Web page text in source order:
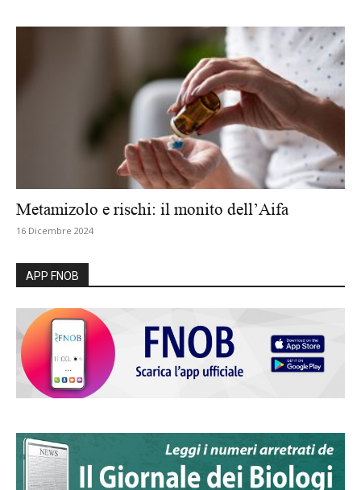
Metamizolo e rischi: il monito dell’Aifa
16 Dicembre 2024
APP FNOB